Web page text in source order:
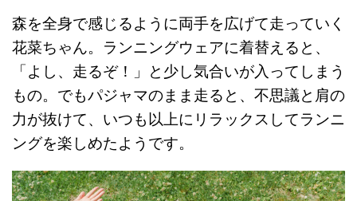
森を全身で感じるように両手を広げて走っていく
花菜ちゃん。ランニングウェアに着替えると、
「よし、走るぞ！」と少し気合いが入ってしまう
もの。でもパジャマのまま走ると、不思議と肩の
力が抜けて、いつも以上にリラックスしてランニ
ングを楽しめたようです。